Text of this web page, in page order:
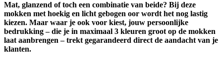
Mat, glanzend of toch een combinatie van beide? Bij deze
mokken met hoekig en licht gebogen oor wordt het nog lastig
kiezen. Maar waar je ook voor kiest, jouw persoonlijke
bedrukking – die je in maximaal 3 kleuren groot op de mokken
laat aanbrengen – trekt gegarandeerd direct de aandacht van je
klanten.